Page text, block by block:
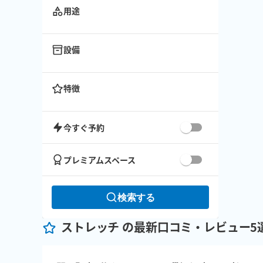
用途
設備
特徴
今すぐ予約
プレミアムスペース
検索する
ストレッチ の最新口コミ・レビュー5